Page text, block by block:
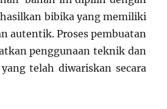
bibika yang memiliki
autentik. Proses pembuatan
penggunaan teknik dan
telah diwariskan secara